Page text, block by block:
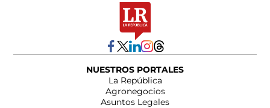
NUESTROS PORTALES
La República
Agronegocios
Asuntos Legales